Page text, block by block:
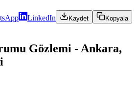
LinkedIn Kaydet Kopyala
Gözlemi - Ankara,